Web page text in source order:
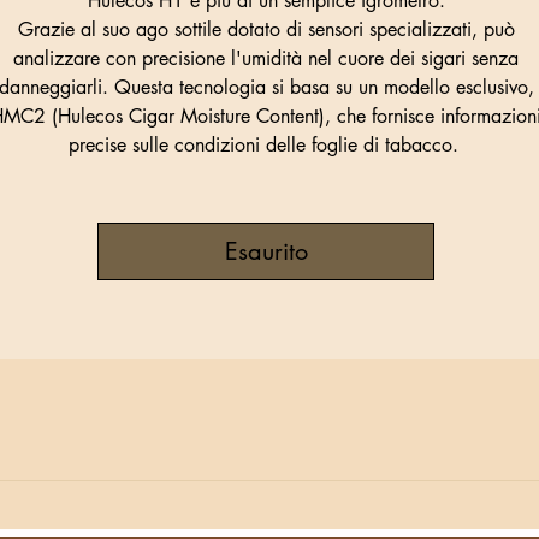
Grazie al suo ago sottile dotato di sensori specializzati, può
analizzare con precisione l'umidità nel cuore dei sigari senza
Questa tecnologia si basa su un modello esclusivo,
(Hulecos Cigar Moisture Content), che fornisce
precise sulle condizioni delle foglie di tabacco.
Esaurito